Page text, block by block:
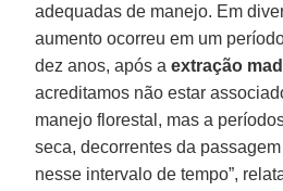
adequadas de manejo. Em
aumento ocorreu em um
dez anos, após aextração
acreditamos não estar
manejo florestal, mas a
seca, decorrentes da
nesse intervalo de tempo”,